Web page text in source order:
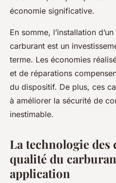
économie significative.
En somme, l’installation
carburant est un
terme. Les économies
et de réparations
du dispositif. De plus, ces
à améliorer la sécurité de
inestimable.
La technologie des
qualité du
application